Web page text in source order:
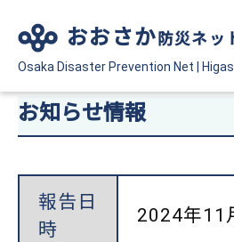
おおさか 防災ネッ
Osaka Disaster Prevention Net
お知らせ情報
報告日
時
2024年11